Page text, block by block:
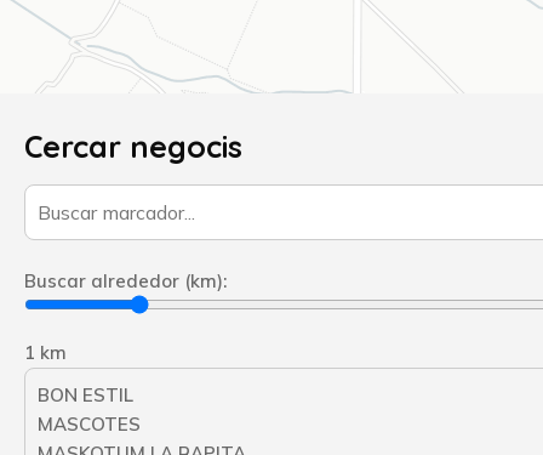
Cercar negocis
Buscar alrededor (km):
1 km
BON ESTIL
MASCOTES